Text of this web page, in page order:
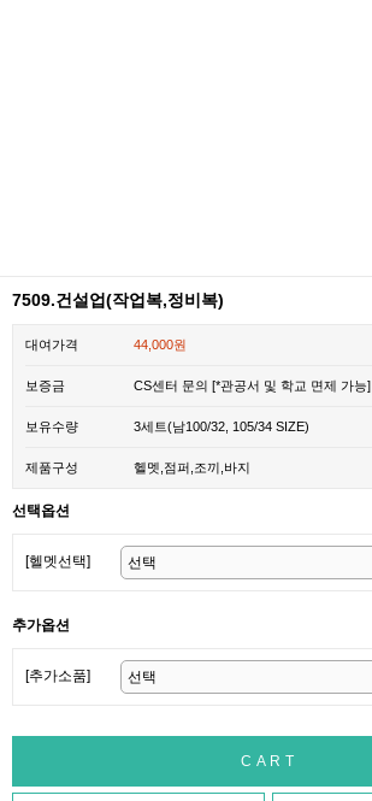
7509.건설업(작업복,정비복)
대여가격 44,000원
보증금 CS센터 문의 [*관공서 및 학교 면제 가능]
보유수량 3세트(남100/32, 105/34 SIZE)
제품구성 헬멧,점퍼,조끼,바지
선택옵션
[헬멧선택]
추가옵션
[추가소품]